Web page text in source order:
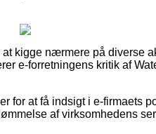
kigge nærmere på diverse
e-forretningens kritik af
for at få indsigt i e-firmaets
af virksomhedens